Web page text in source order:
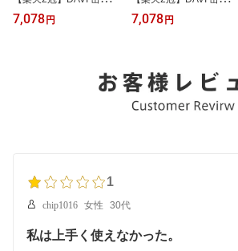
プナー シルバー 美味し
い ビール DAVI 公式 クラ
オープナー 日本製 アウ
トドア 国内缶対応 海外
7,078円
プナー ブラック 美味し
い ビール ビアガーデン
対応 缶ビール コンパク
ト便利 ギフト 国産 黒 キ
ャンプギア
7,078円
1
chip1016 女性 30代
私は上手く使えなかった。